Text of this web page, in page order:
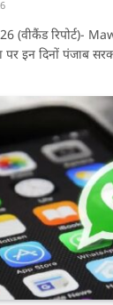
(वीकैंड रिपोर्ट)-
इन दिनों पंजाब